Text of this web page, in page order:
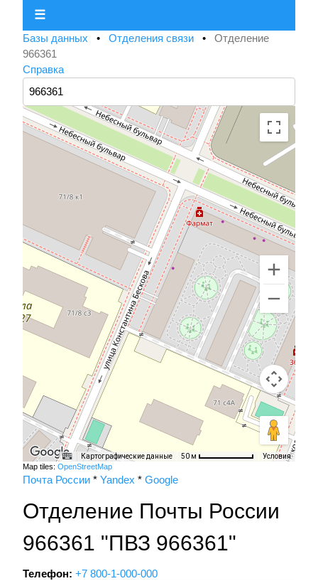
☰
Базы данных • Отделения связи • Отделение
966361
Справка
Картографические данные 50 м Условия
Map tiles: OpenStreetMap
Почта России * Yandex * Google
Отделение Почты России
966361 "ПВЗ 966361"
Телефон: +7 800-1-000-000